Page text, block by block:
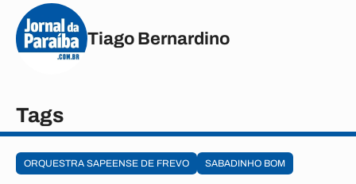
Tiago Bernardino
Tags
ORQUESTRA SAPEENSE DE FREVO SABADINHO BOM